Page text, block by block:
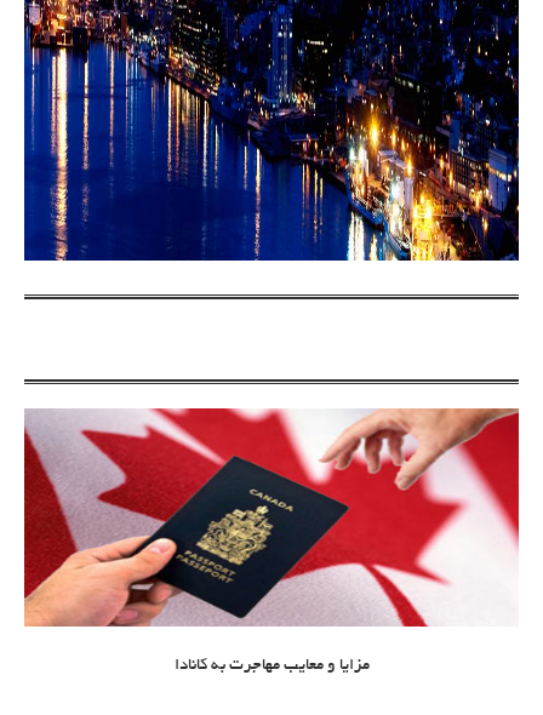
مزایا و معایب مهاجرت به کانادا